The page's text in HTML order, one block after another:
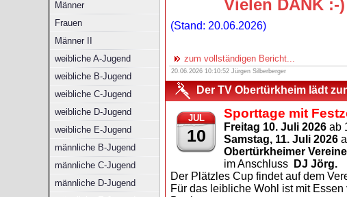
Männer
Frauen
Männer II
weibliche A-Jugend
weibliche B-Jugend
weibliche C-Jugend
weibliche D-Jugend
weibliche E-Jugend
männliche B-Jugend
männliche C-Jugend
männliche D-Jugend
Vielen DANK :-)
(Stand: 20.06.2026)
zum vollständigen Bericht...
20.06.2026 10:10:52 Jürgen Silberberger
Der TV Obertürkheim lädt
JUL
10
Sporttage mit
Freitag 10. Juli 2026 ab
Samstag, 11. Juli 2026
Obertürkheimer Vereine
im Anschluss
DJ Jörg.
Der Plätzles Cup findet auf dem
Für das leibliche Wohl ist mit